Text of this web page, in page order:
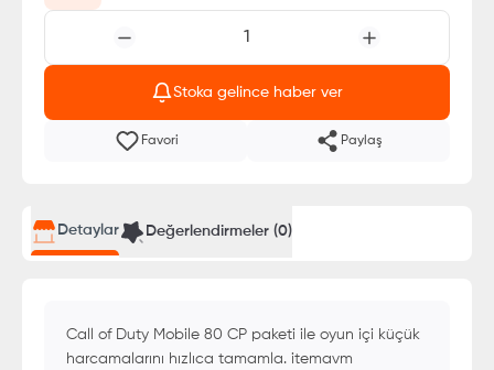
1
Stoka gelince haber ver
Favori Paylaş
Detaylar Değerlendirmeler (0)
Call of Duty Mobile 80 CP paketi ile oyun içi küçük
harcamalarını hızlıca tamamla. itemavm